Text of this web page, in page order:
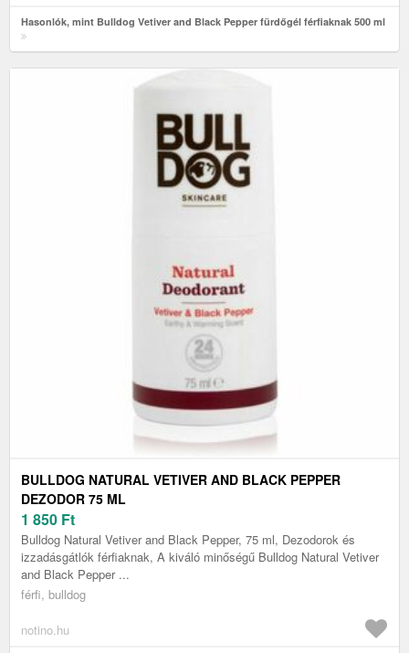
Hasonlók, mint Bulldog Vetiver and Black Pepper fürdőgél férfiaknak 500 ml
BULLDOG NATURAL VETIVER AND BLACK PEPPER
DEZODOR 75 ML
1 850 Ft
Bulldog Natural Vetiver and Black Pepper, 75 ml, Dezodorok és
izzadásgátlók férfiaknak, A kiváló minőségű Bulldog Natural Vetiver
and Black Pepper ...
férfi, bulldog
notino.hu